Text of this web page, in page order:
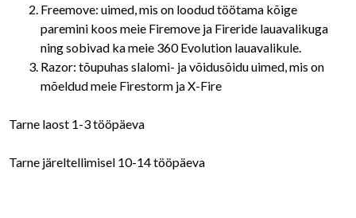
0
0
€
Freemove: uimed, mis on loodud töötama kõige
paremini koos meie Firemove ja Fireride lauavalikuga
ning sobivad ka meie 360 Evolution lauavalikule.
Razor: tõupuhas slalomi- ja võidusõidu uimed, mis on
mõeldud meie Firestorm ja X-Fire
Tarne laost 1-3 tööpäeva
Tarne järeltellimisel 10-14 tööpäeva